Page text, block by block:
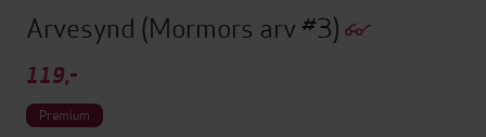
Arvesynd (Mormors arv #3)
119,-
Premium